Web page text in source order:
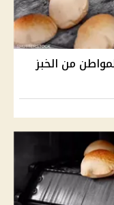
من الخبز